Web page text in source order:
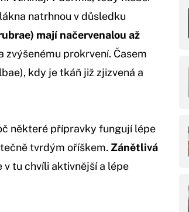
natrhnou v důsledku
mají načervenalou až
zvýšenému prokrvení. Časem
kdy je tkáň již zjizvená a
některé přípravky fungují lépe
tvrdým oříškem. Zánětlivá
v tu chvíli aktivnější a lépe